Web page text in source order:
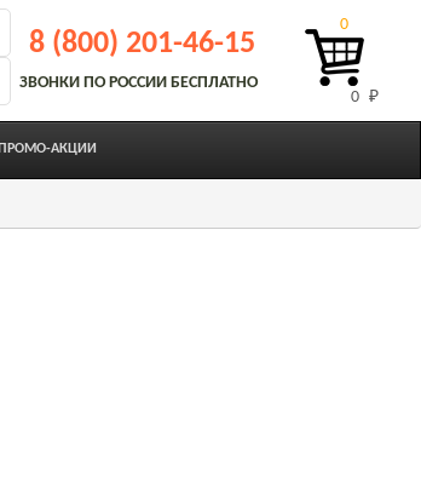
8 (800) 201-46-15
ЗВОНКИ ПО РОССИИ БЕСПЛАТНО
0 ₽
0
ПРОМО-АКЦИИ